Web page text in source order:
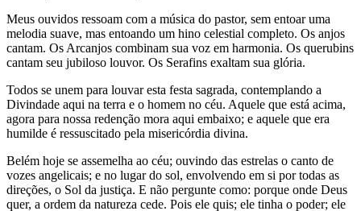
Meus ouvidos ressoam com a música do pastor, sem entoar uma
melodia suave, mas entoando um hino celestial completo. Os anjos
cantam. Os Arcanjos combinam sua voz em harmonia. Os querubins
cantam seu jubiloso louvor. Os Serafins exaltam sua glória.
Todos se unem para louvar esta festa sagrada, contemplando a
Divindade aqui na terra e o homem no céu. Aquele que está acima,
agora para nossa redenção mora aqui embaixo; e aquele que era
humilde é ressuscitado pela misericórdia divina.
Belém hoje se assemelha ao céu; ouvindo das estrelas o canto de
vozes angelicais; e no lugar do sol, envolvendo em si por todas as
direções, o Sol da justiça. E não pergunte como: porque onde Deus
quer, a ordem da natureza cede. Pois ele quis; ele tinha o poder; ele